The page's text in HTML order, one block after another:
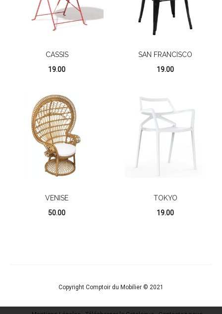
CASSIS
19.00
SAN FRANCISCO
19.00
VENISE
50.00
TOKYO
19.00
Copyright Comptoir du Mobilier © 2021